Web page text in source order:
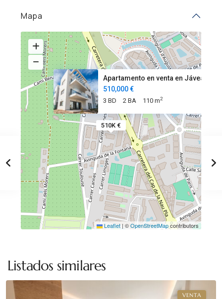
Mapa
510K €
Apartamento en venta en Jávea
510,000 €
3 BD 2 BA 110 m2
Leaflet | ©OpenStreetMapcontributors
Listados similares
Jávea
VENTA